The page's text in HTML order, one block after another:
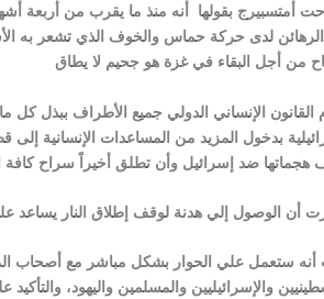
أمتسبيرج بقولها أنه منذ ما يقرب من أربعة
الرهائن لدى حركة حماس والخوف الذي تشعر به
القانون الإنساني الدولي جميع الأطراف ببذل
بدخول المزيد من المساعدات الإنسانية
والإسرائيليين والمسلمين واليهود،